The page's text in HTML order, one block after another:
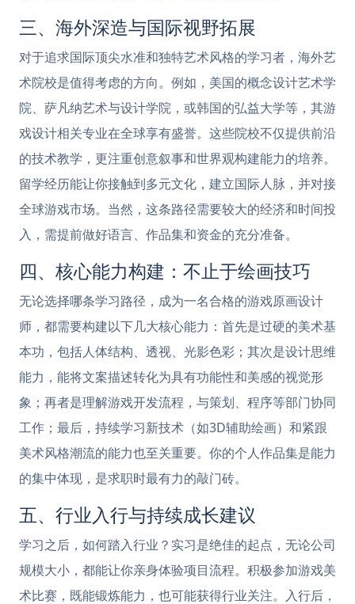
三、海外深造与国际视野拓展
对于追求国际顶尖水准和独特艺术风格的学习者，海外艺
术院校是值得考虑的方向。例如，美国的概念设计艺术学
院、萨凡纳艺术与设计学院，或韩国的弘益大学等，其游
戏设计相关专业在全球享有盛誉。这些院校不仅提供前沿
的技术教学，更注重创意叙事和世界观构建能力的培养。
留学经历能让你接触到多元文化，建立国际人脉，并对接
全球游戏市场。当然，这条路径需要较大的经济和时间投
入，需提前做好语言、作品集和资金的充分准备。
四、核心能力构建：不止于绘画技巧
无论选择哪条学习路径，成为一名合格的游戏原画设计
师，都需要构建以下几大核心能力：首先是过硬的美术基
本功，包括人体结构、透视、光影色彩；其次是设计思维
能力，能将文案描述转化为具有功能性和美感的视觉形
象；再者是理解游戏开发流程，与策划、程序等部门协同
工作；最后，持续学习新技术（如3D辅助绘画）和紧跟
美术风格潮流的能力也至关重要。你的个人作品集是能力
的集中体现，是求职时最有力的敲门砖。
五、行业入行与持续成长建议
学习之后，如何踏入行业？实习是绝佳的起点，无论公司
规模大小，都能让你亲身体验项目流程。积极参加游戏美
术比赛，既能锻炼能力，也可能获得行业关注。入行后，